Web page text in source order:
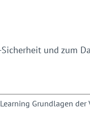
und zum